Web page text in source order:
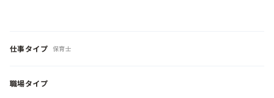
仕事タイプ 保育士
職場タイプ